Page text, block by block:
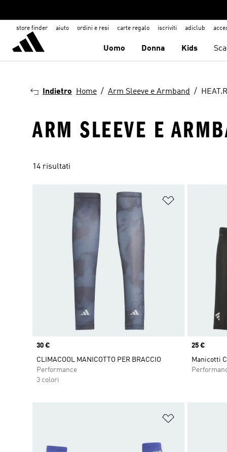
store finder aiuto ordini e resi carte regalo iscriviti adiclub
Uomo Donna Kids
Indietro Home Arm Sleeve e Armband
ARM SLEEVE E
14 risultati
Price
30 €
CLIMACOOL MANICOTTO PER BRACCIO
Performance
3 colori
Price
25 €
Manicotti
Aggiungi alla